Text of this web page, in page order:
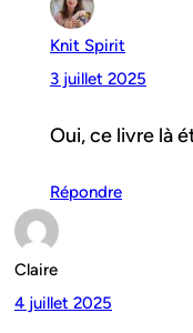
Knit Spirit
3 juillet 2025
Oui, ce livre là
Répondre
Claire
4 juillet 2025